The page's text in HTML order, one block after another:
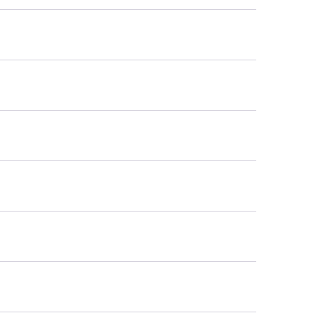
середньої освіти
освіти
7 Закону України «Про
українські) класи,
за наявності запиту батьків –
наступні принципи: